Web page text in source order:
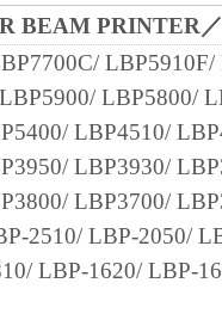
または関連する外国
に、「本ソフトウェ
間接に輸出してはな
が、『同意』を示
たは「本ソフトウェ
BEAM PRINTER
LBP5910F/
LBP5800/
LBP4510/
LBP3930/
LBP3700/
2510/ LBP-2050/
LBP-1620/ LBP-